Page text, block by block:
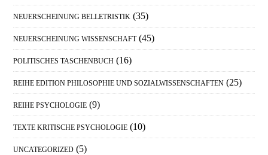
NEUERSCHEINUNG BELLETRISTIK (35)
NEUERSCHEINUNG WISSENSCHAFT (45)
POLITISCHES TASCHENBUCH (16)
REIHE EDITION PHILOSOPHIE UND SOZIALWISSENSCHAFTEN (25)
REIHE PSYCHOLOGIE (9)
TEXTE KRITISCHE PSYCHOLOGIE (10)
UNCATEGORIZED (5)